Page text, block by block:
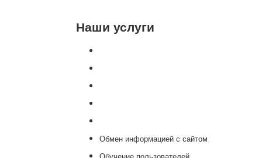
Наши услуги
Обмен информацией с сайтом